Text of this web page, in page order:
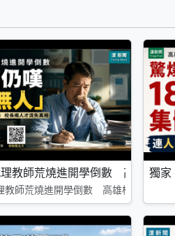
師群起抗議 教職李雅文槓上教產
會槓上教產 李雅文紅眼哽咽：我們
教師荒燒進開學倒數 高雄校園
教師荒燒進開學倒數 高雄校園八招仍
獨家